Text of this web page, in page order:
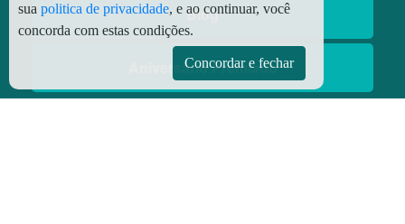
Blog
Aniversário Premiado
sua politica de privacidade, e ao continuar, você
concorda com estas condições.
Concordar e fechar